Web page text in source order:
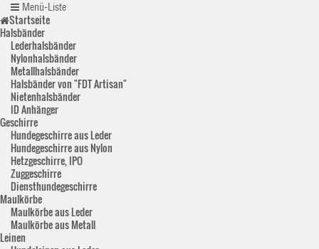
Menü-Liste
Startseite
Halsbänder
Lederhalsbänder
Nylonhalsbänder
Metallhalsbänder
Halsbänder von "FDT Artisan"
Nietenhalsbänder
ID Anhänger
Geschirre
Hundegeschirre aus Leder
Hundegeschirre aus Nylon
Hetzgeschirre, IPO
Zuggeschirre
Diensthundegeschirre
Maulkörbe
Maulkörbe aus Leder
Maulkörbe aus Metall
Leinen